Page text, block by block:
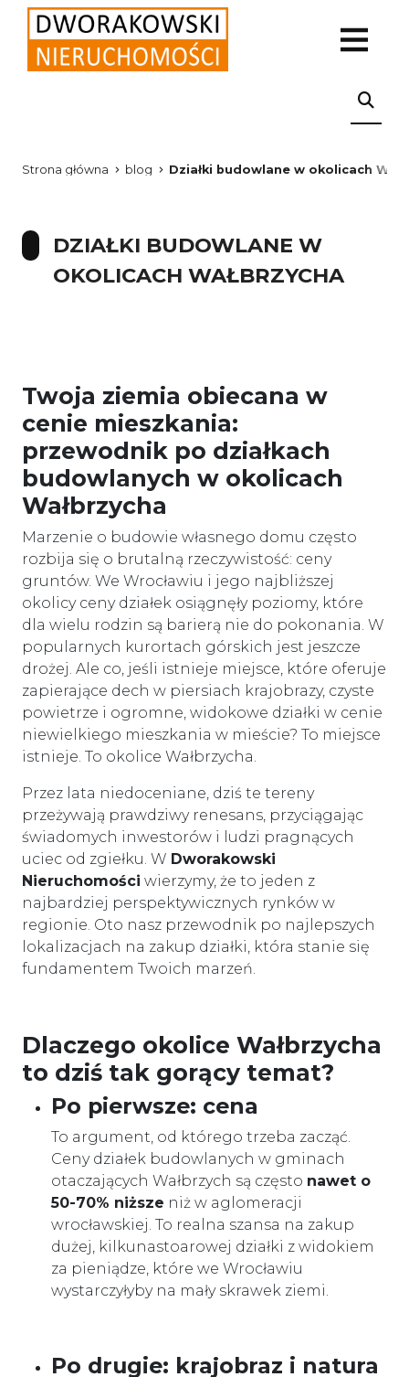
Strona główna blog Działki budowlane w okolicach
DZIAŁKI BUDOWLANE W
OKOLICACH WAŁBRZYCHA
Twoja ziemia obiecana w
cenie mieszkania:
przewodnik po działkach
budowlanych w okolicach
Wałbrzycha
Marzenie o budowie własnego domu często
rozbija się o brutalną rzeczywistość: ceny
gruntów. We Wrocławiu i jego najbliższej
okolicy ceny działek osiągnęły poziomy, które
dla wielu rodzin są barierą nie do pokonania. W
popularnych kurortach górskich jest jeszcze
drożej. Ale co, jeśli istnieje miejsce, które oferuje
zapierające dech w piersiach krajobrazy, czyste
powietrze i ogromne, widokowe działki w cenie
niewielkiego mieszkania w mieście? To miejsce
istnieje. To okolice Wałbrzycha.
Przez lata niedoceniane, dziś te tereny
przeżywają prawdziwy renesans, przyciągając
świadomych inwestorów i ludzi pragnących
uciec od zgiełku. W Dworakowski
Nieruchomości wierzymy, że to jeden z
najbardziej perspektywicznych rynków w
regionie. Oto nasz przewodnik po najlepszych
lokalizacjach na zakup działki, która stanie się
fundamentem Twoich marzeń.
Dlaczego okolice Wałbrzycha
to dziś tak gorący temat?
Po pierwsze: cena
To argument, od którego trzeba zacząć.
Ceny działek budowlanych w gminach
otaczających Wałbrzych są często nawet o
50-70% niższe niż w aglomeracji
wrocławskiej. To realna szansa na zakup
dużej, kilkunastoarowej działki z widokiem
za pieniądze, które we Wrocławiu
wystarczyłyby na mały skrawek ziemi.
Po drugie: krajobraz i natura